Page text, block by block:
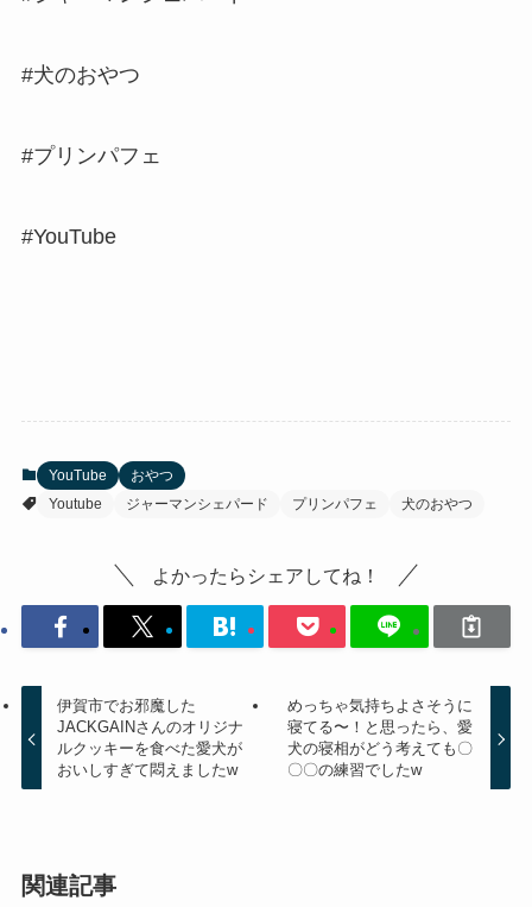
#犬のおやつ
#プリンパフェ
#YouTube
YouTube
おやつ
Youtube
ジャーマンシェパード プリンパフェ 犬のおやつ
よかったらシェアしてね！
伊賀市でお邪魔した
JACKGAINさんのオリジナ
ルクッキーを食べた愛犬が
おいしすぎて悶えましたw
めっちゃ気持ちよさそうに
寝てる〜！と思ったら、愛
犬の寝相がどう考えても〇
〇〇の練習でしたw
関連記事